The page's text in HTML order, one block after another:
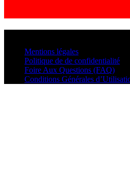
Mentions légales
Politique de de confidentialité
Foire Aux Questions (FAQ)
Conditions Générales